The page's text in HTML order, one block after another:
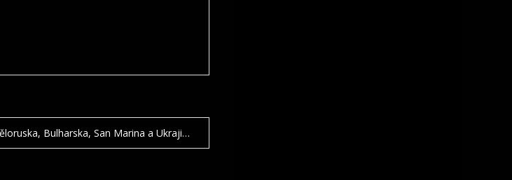
Novinky z Běloruska, Bulharska, San Marina a Ukrajiny